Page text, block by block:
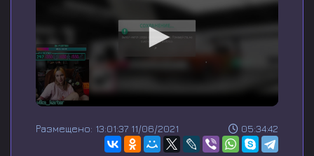
e
05:34:42
Размещено: 13:01:37 11/06/2021